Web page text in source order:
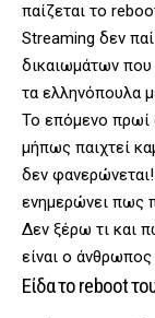
παίζεται το
Streaming δεν
δικαιωμάτων που
τα ελληνόπουλα
Το επόμενο
μήπως παιχτεί
δεν
ενημερώνει πως
Δεν ξέρω τι και
είναι ο
Είδα το reboot